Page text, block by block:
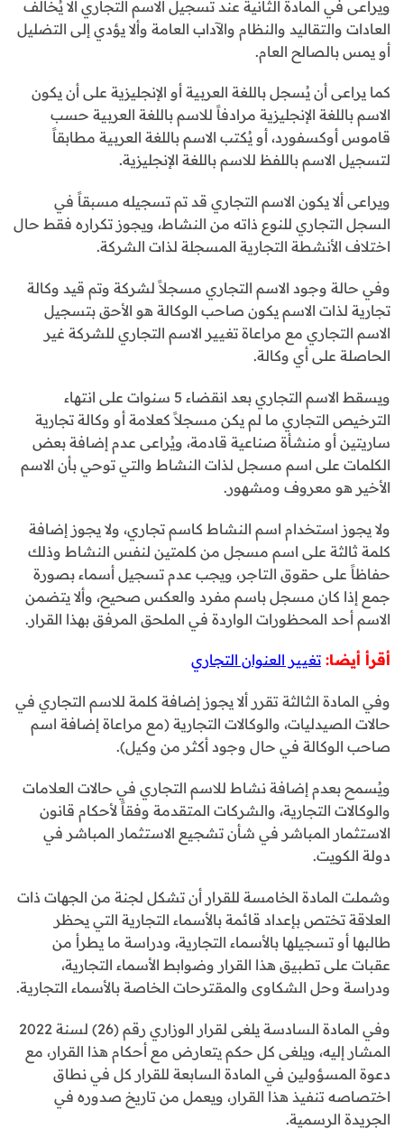
ويراعى في المادة الثانية عند تسجيل الاسم التجاري ألا يُخالف
العادات والتقاليد والنظام والآداب العامة وألا يؤدي إلى التضليل
أو يمس بالصالح العام.
كما يراعى أن يُسجل باللغة العربية أو الإنجليزية على أن يكون
الاسم باللغة الإنجليزية مرادفاً للاسم باللغة العربية حسب
قاموس أوكسفورد، أو يُكتب الاسم باللغة العربية مطابقاً
لتسجيل الاسم باللفظ للاسم باللغة الإنجليزية.
ويراعى ألا يكون الاسم التجاري قد تم تسجيله مسبقاً في
السجل التجاري للنوع ذاته من النشاط، ويجوز تكراره فقط حال
اختلاف الأنشطة التجارية المسجلة لذات الشركة.
وفي حالة وجود الاسم التجاري مسجلاً لشركة وتم قيد وكالة
تجارية لذات الاسم يكون صاحب الوكالة هو الأحق بتسجيل
الاسم التجاري مع مراعاة تغيير الاسم التجاري للشركة غير
الحاصلة على أي وكالة.
ويسقط الاسم التجاري بعد انقضاء 5 سنوات على انتهاء
الترخيص التجاري ما لم يكن مسجلاً كعلامة أو وكالة تجارية
ساريتين أو منشأة صناعية قادمة، ويُراعى عدم إضافة بعض
الكلمات على اسم مسجل لذات النشاط والتي توحي بأن الاسم
الأخير هو معروف ومشهور.
ولا يجوز استخدام اسم النشاط كاسم تجاري، ولا يجوز إضافة
كلمة ثالثة على اسم مسجل من كلمتين لنفس النشاط وذلك
حفاظاً على حقوق التاجر، ويجب عدم تسجيل أسماء بصورة
جمع إذا كان مسجل باسم مفرد والعكس صحيح، وألا يتضمن
الاسم أحد المحظورات الواردة في الملحق المرفق بهذا القرار.
أقرأ أيضا: تغيير العنوان التجاري
وفي المادة الثالثة تقرر ألا يجوز إضافة كلمة للاسم التجاري في
حالات الصيدليات، والوكالات التجارية (مع مراعاة إضافة اسم
صاحب الوكالة في حال وجود أكثر من وكيل).
ويُسمح بعدم إضافة نشاط للاسم التجاري في حالات العلامات
والوكالات التجارية، والشركات المتقدمة وفقاً لأحكام قانون
الاستثمار المباشر في شأن تشجيع الاستثمار المباشر في
دولة الكويت.
وشملت المادة الخامسة للقرار أن تشكل لجنة من الجهات ذات
العلاقة تختص بإعداد قائمة بالأسماء التجارية التي يحظر
طالبها أو تسجيلها بالأسماء التجارية، ودراسة ما يطرأ من
عقبات على تطبيق هذا القرار وضوابط الأسماء التجارية،
ودراسة وحل الشكاوى والمقترحات الخاصة بالأسماء التجارية.
وفي المادة السادسة يلغى لقرار الوزاري رقم (26) لسنة 2022
المشار إليه، ويلغى كل حكم يتعارض مع أحكام هذا القرار، مع
دعوة المسؤولين في المادة السابعة للقرار كل في نطاق
اختصاصه تنفيذ هذا القرار، ويعمل من تاريخ صدوره في
الجريدة الرسمية.